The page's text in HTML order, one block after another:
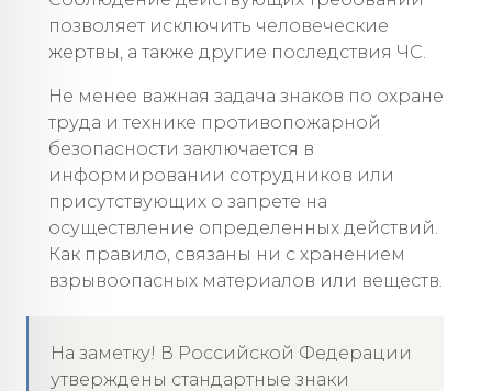
позволяет исключить человеческие
жертвы, а также другие последствия ЧС.
Не менее важная задача знаков по охране
труда и технике противопожарной
безопасности заключается в
информировании сотрудников или
присутствующих о запрете на
осуществление определенных действий.
Как правило, связаны ни с хранением
взрывоопасных материалов или веществ.
На заметку! В Российской Федерации
утверждены стандартные знаки